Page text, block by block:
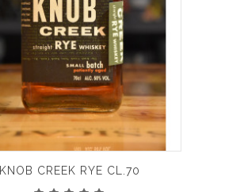
KNOB CREEK RYE CL.70